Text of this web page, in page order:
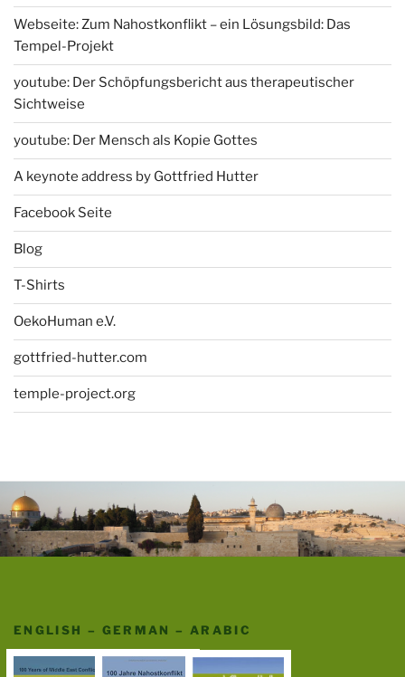
Webseite: Zum Nahostkonflikt – ein Lösungsbild: Das
Tempel-Projekt
youtube: Der Schöpfungsbericht aus therapeutischer
Sichtweise
youtube: Der Mensch als Kopie Gottes
A keynote address by Gottfried Hutter
Facebook Seite
Blog
T-Shirts
OekoHuman e.V.
gottfried-hutter.com
temple-project.org
ENGLISH – GERMAN – ARABIC